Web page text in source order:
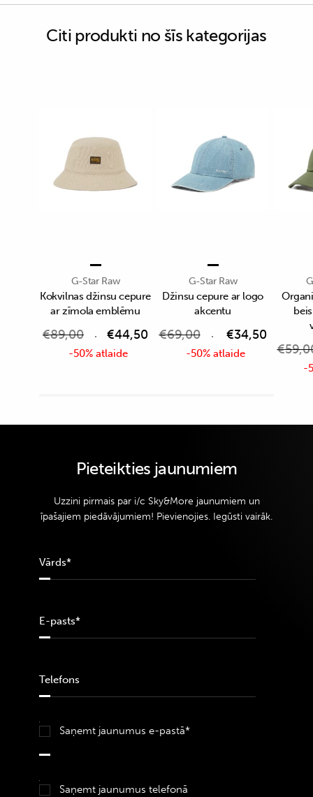
Citi produkti no šīs kategorijas
G-Star Raw
Kokvilnas džinsu cepure
ar zīmola emblēmu
€89,00 €44,50
-50% atlaide
G-Star Raw
Džinsu cepure ar logo
akcentu
€69,00 €34,50
-50% atlaide €
-
Pieteikties jaunumiem
Uzzini pirmais par i/c Sky&More jaunumiem un
īpašajiem piedāvājumiem! Pievienojies. Iegūsti vairāk.
Saņemt jaunumus e-pastā*
Saņemt jaunumus telefonā